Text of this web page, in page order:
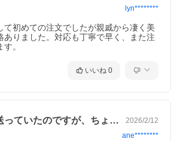
lyn********
て初めての注文でしたが親戚から凄く美
ありました。対応も丁寧で早く、また注
。
いいね 0
いつもハムを送っていたのですが、ちょっ… 2026/2/12
ane********